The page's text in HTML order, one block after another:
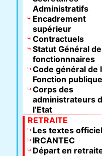
Administratifs
Encadrement
supérieur
Contractuels
Statut Général
fonctionnnaires
Code général de
Fonction publique
Corps des
administrateurs
l’Etat
RETRAITE
Les textes
IRCANTEC
Départ en